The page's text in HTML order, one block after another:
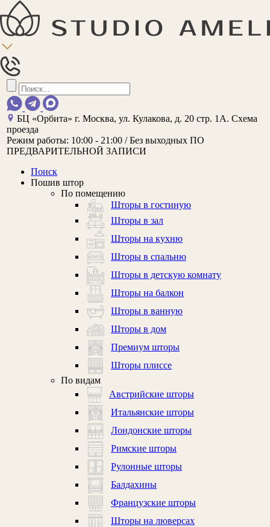
БЦ «Орбита»г. Москва, ул. Кулакова, д. 20 стр. 1А. Схема
проезда
Режим работы: 10:00 - 21:00 / Без выходных ПО
ПРЕДВАРИТЕЛЬНОЙ ЗАПИСИ
Поиск
Пошив штор
По помещению
Шторы в гостиную
Шторы в зал
Шторы на кухню
Шторы в спальню
Шторы в детскую комнату
Шторы на балкон
Шторы в ванную
Шторы в дом
Премиум шторы
Шторы плиссе
По видам
Австрийские шторы
Итальянские шторы
Лондонские шторы
Римские шторы
Рулонные шторы
Балдахины
Французские шторы
Шторы на люверсах